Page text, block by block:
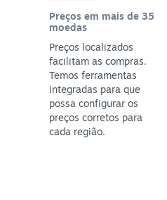
Preços em mais de 35
moedas
Preços localizados
facilitam as compras.
Temos ferramentas
integradas para que
possa configurar os
preços corretos para
cada região.